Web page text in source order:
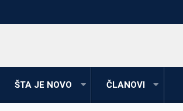
ŠTA JE NOVO ČLANOVI